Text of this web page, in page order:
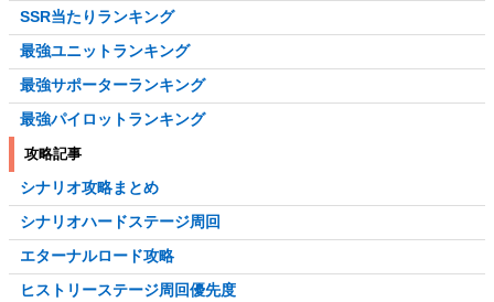
SSR当たりランキング
最強ユニットランキング
最強サポーターランキング
最強パイロットランキング
攻略記事
シナリオ攻略まとめ
シナリオハードステージ周回
エターナルロード攻略
ヒストリーステージ周回優先度